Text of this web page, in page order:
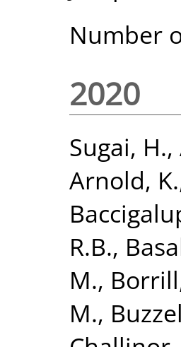
Number
2020
Sugai, H.,
Arnold, K.
R.B.,
M.,
M.,